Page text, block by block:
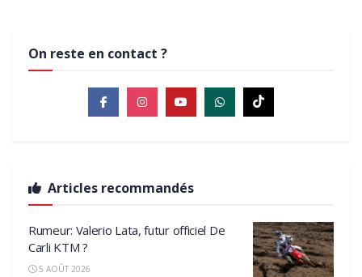
On reste en contact ?
Articles recommandés
Rumeur: Valerio Lata, futur officiel De
Carli KTM ?
5 AOÛT 2026